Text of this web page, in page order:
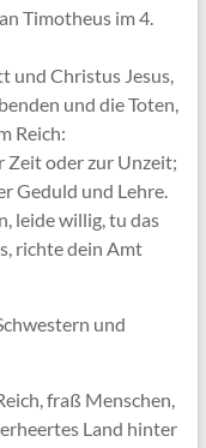
Timotheus im 4.
und Christus Jesus,
und die Toten,
Reich:
Zeit oder zur Unzeit;
Geduld und Lehre.
leide willig, tu das
richte dein Amt
und
fraß Menschen,
Land hinter